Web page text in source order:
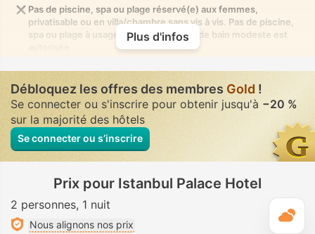
Pas de piscine, spa ou plage réservé(e) aux femmes,
privatisable ou en villa/chambre sans vis à vis. Pas de piscine,
spa ou plage à usage mixte où la tenue de bain modeste est
Plus d'infos
Débloquez les offres des membres Gold !
Se connecter ou s'inscrire pour obtenir jusqu'à −20 %
sur la majorité des hôtels
Se connecter ou s’inscrire
Prix pour Istanbul Palace Hotel
2 personnes 1 nuit
Nous alignons nos prix